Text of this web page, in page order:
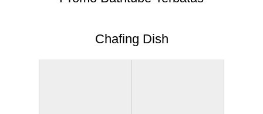
Chafing Dish